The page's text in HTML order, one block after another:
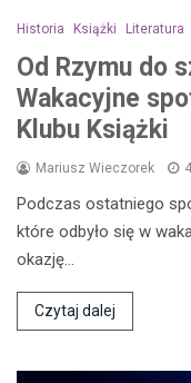
Historia Książki Literatura
Od Rzymu do
Wakacyjne
Klubu Książki
Mariusz Wieczorek
Podczas ostatniego
które odbyło się w
okazję…
Czytaj dalej